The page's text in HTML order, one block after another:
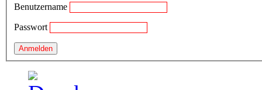
Benutzername
Passwort